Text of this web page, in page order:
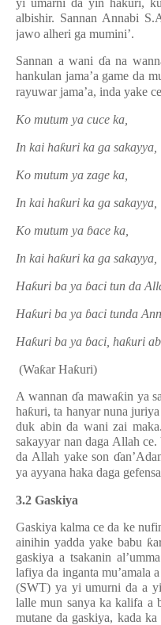
yi umarni da yin haƙuri,
albishir. Sannan Annabi
jawo alheri ga mumini’.
Sannan a wani ɗa na
hankulan jama’a game da
rayuwar jama’a, inda yake
Ko mutum ya cuce ka,
In kai haƙuri ka ga sakayya,
Ko mutum ya zage ka,
In kai haƙuri ka ga sakayya,
Ko mutum ya ɓace ka,
In kai haƙuri ka ga sakayya,
Haƙuri ba ya ɓaci tun da
Haƙuri ba ya ɓaci tunda
Haƙuri ba ya ɓaci, haƙuri
(Waƙar Haƙuri)
A wannan ɗa mawaƙin ya
haƙuri, ta hanyar nuna
duk abin da wani zai
sakayyar nan daga Allah ce.
da Allah yake sonɗ
ya ayyana haka daga
3.2 Gaskiya
Gaskiya kalma ce da ke
ainihin yadda yake babu ƙ
gaskiya a tsakanin
lafiya da inganta mu’amala
(SWT) ya yi umurni da a
lalle mun sanya ka kalifa a
mutane da gaskiya, kada